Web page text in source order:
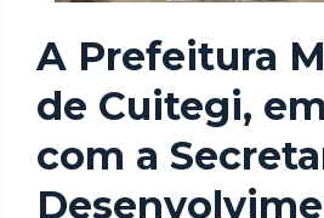
A Prefeitura
de Cuitegi,
com a